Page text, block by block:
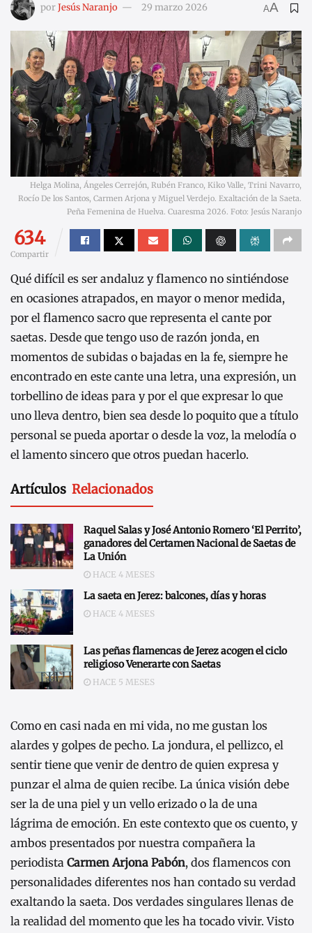
porJesús Naranjo 29 marzo 2026 AA
Helga Molina, Ángeles Cerrejón, Rubén Franco, Kiko Valle, Trini Navarro,
Rocío De los Santos, Carmen Arjona y Miguel Verdejo. Exaltación de la Saeta.
Peña Femenina de Huelva. Cuaresma 2026. Foto: Jesús Naranjo
634
Compartir
Qué difícil es ser andaluz y flamenco no sintiéndose
en ocasiones atrapados, en mayor o menor medida,
por el flamenco sacro que representa el cante por
saetas. Desde que tengo uso de razón jonda, en
momentos de subidas o bajadas en la fe, siempre he
encontrado en este cante una letra, una expresión, un
torbellino de ideas para y por el que expresar lo que
uno lleva dentro, bien sea desde lo poquito que a título
personal se pueda aportar o desde la voz, la melodía o
el lamento sincero que otros puedan hacerlo.
Artículos Relacionados
Raquel Salas y José Antonio Romero ‘El Perrito’,
ganadores del Certamen Nacional de Saetas de
La Unión
HACE 4 MESES
La saeta en Jerez: balcones, días y horas
HACE 4 MESES
Las peñas flamencas de Jerez acogen el ciclo
religioso Venerarte con Saetas
HACE 5 MESES
Como en casi nada en mi vida, no me gustan los
alardes y golpes de pecho. La jondura, el pellizco, el
sentir tiene que venir de dentro de quien expresa y
punzar el alma de quien recibe. La única visión debe
ser la de una piel y un vello erizado o la de una
lágrima de emoción. En este contexto que os cuento, y
ambos presentados por nuestra compañera la
periodista Carmen Arjona Pabón, dos flamencos con
personalidades diferentes nos han contado su verdad
exaltando la saeta. Dos verdades singulares llenas de
la realidad del momento que les ha tocado vivir. Visto